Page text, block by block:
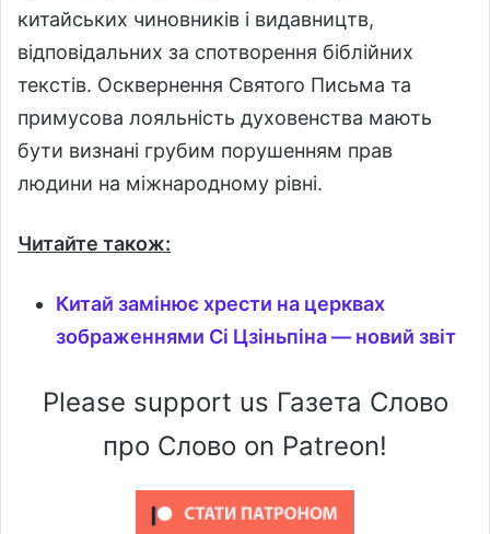
китайських чиновників і видавництв,
відповідальних за спотворення біблійних
текстів. Осквернення Святого Письма та
примусова лояльність духовенства мають
бути визнані грубим порушенням прав
людини на міжнародному рівні.
Читайте також:
Китай замінює хрести на церквах
зображеннями Сі Цзіньпіна — новий звіт
Please support us Газета Слово
про Слово on Patreon!